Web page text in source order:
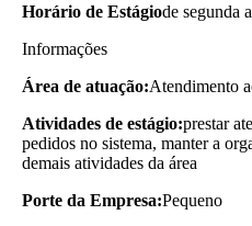
Horário de Estágiode segunda
Informações
Área de atuação:Atendimento
Atividades de estágio:prestar
pedidos no sistema, manter a
demais atividades da área
Porte da Empresa:Pequeno